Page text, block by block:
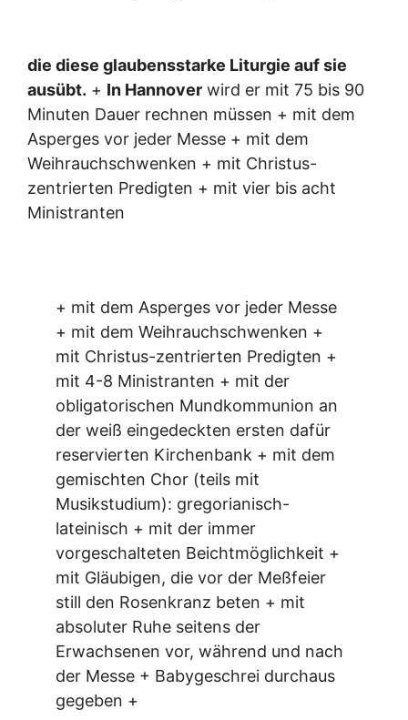
die diese glaubensstarke Liturgie auf sie
ausübt. + In Hannover wird er mit 75 bis 90
Minuten Dauer rechnen müssen + mit dem
Asperges vor jeder Messe + mit dem
Weihrauchschwenken + mit Christus-
zentrierten Predigten + mit vier bis acht
Ministranten
+ mit dem Asperges vor jeder Messe
+ mit dem Weihrauchschwenken +
mit Christus-zentrierten Predigten +
mit 4-8 Ministranten + mit der
obligatorischen Mundkommunion an
der weiß eingedeckten ersten dafür
reservierten Kirchenbank + mit dem
gemischten Chor (teils mit
Musikstudium): gregorianisch-
lateinisch + mit der immer
vorgeschalteten Beichtmöglichkeit +
mit Gläubigen, die vor der Meßfeier
still den Rosenkranz beten + mit
absoluter Ruhe seitens der
Erwachsenen vor, während und nach
der Messe + Babygeschrei durchaus
gegeben +